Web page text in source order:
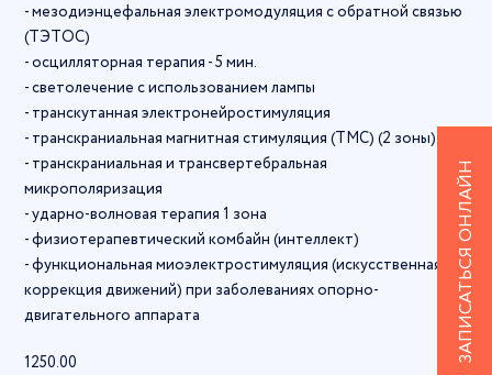
- мезодиэнцефальная электромодуляция с обратной связью
(ТЭТОС)
- осцилляторная терапия - 5 мин.
- светолечение с использованием лампы
- транскутанная электронейростимуляция
- транскраниальная магнитная стимуляция (ТМС) (2 зоны)
- транскраниальная и трансвертебральная
микрополяризация
- ударно-волновая терапия 1 зона
- физиотерапевтический комбайн (интеллект)
- функциональная миоэлектростимуляция (искусственная
коррекция движений) при заболеваниях опорно-
двигательного аппарата
1250.00 ЗАПИСАТЬСЯ ОНЛАЙН